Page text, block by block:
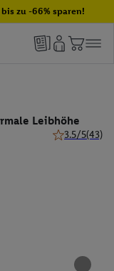
zu -66% sparen!
Leibhöhe
3.5/5(43)